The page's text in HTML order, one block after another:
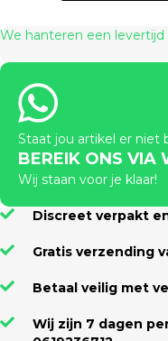
Rhinestones
S/L
-
Black
aantal
We hanteren een levertijd
Staat jou artikel er niet
BEREIK ONS VIA
Wij staan voor je klaar!
Discreet verpakt
Gratis verzending
Betaal veilig met
Wij zijn 7 dagen